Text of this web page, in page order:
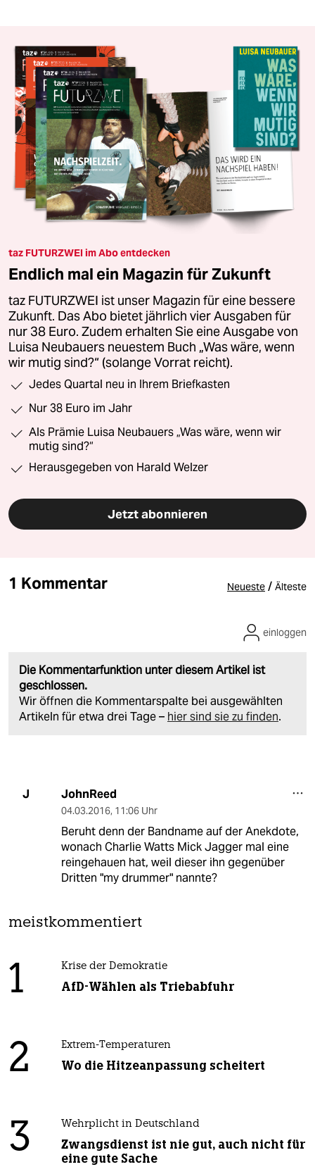
taz FUTURZWEI im Abo entdecken
Endlich mal ein Magazin für Zukunft
taz FUTURZWEI ist unser Magazin für eine bessere
Zukunft. Das Abo bietet jährlich vier Ausgaben für
nur 38 Euro. Zudem erhalten Sie eine Ausgabe von
Luisa Neubauers neuestem Buch „Was wäre, wenn
wir mutig sind?“ (solange Vorrat reicht).
Jedes Quartal neu in Ihrem Briefkasten
Nur 38 Euro im Jahr
Als Prämie Luisa Neubauers „Was wäre, wenn wir
mutig sind?“
Herausgegeben von Harald Welzer
Jetzt abonnieren
1 Kommentar Neueste / Älteste
Die Kommentarfunktion unter diesem Artikel ist
geschlossen.
Wir öffnen die Kommentarspalte bei ausgewählten
Artikeln für etwa drei Tage – hier sind sie zu finden.
einloggen
J JohnReed
04.03.2016, 11:06 Uhr
Beruht denn der Bandname auf der Anekdote,
wonach Charlie Watts Mick Jagger mal eine
reingehauen hat, weil dieser ihn gegenüber
Dritten "my drummer" nannte?
meistkommentiert
1 Krise der Demokratie
AfD-Wählen als Triebabfuhr
2 Extrem-Temperaturen
Wo die Hitzeanpassung scheitert
3 Wehrplicht in Deutschland
Zwangsdienst ist nie gut, auch nicht für
eine gute Sache